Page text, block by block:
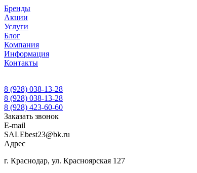
Бренды
Акции
Услуги
Блог
Компания
Информация
Контакты
8 (928) 038-13-28
8 (928) 038-13-28
8 (928) 423-60-60
Заказать звонок
E-mail
SALEbest23@bk.ru
Адрес
г. Краснодар, ул. Красноярская 127